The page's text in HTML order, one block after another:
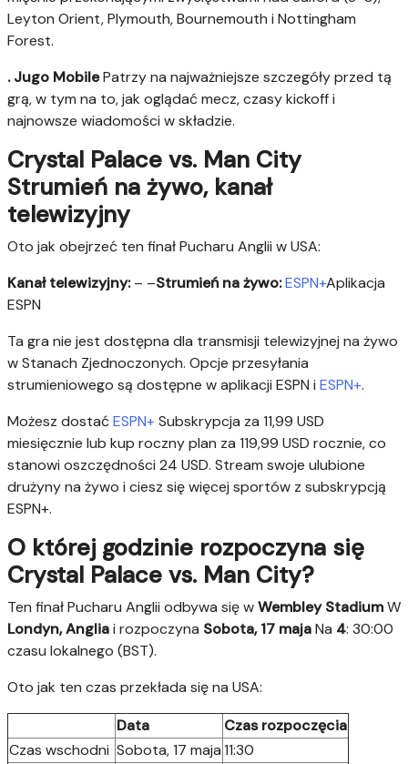
Leyton Orient, Plymouth, Bournemouth i Nottingham
Forest.
. Jugo MobilePatrzy na najważniejsze szczegóły przed tą
grą, w tym na to, jak oglądać mecz, czasy kickoff i
najnowsze wiadomości w składzie.
Crystal Palace vs. Man City
Strumień na żywo, kanał
telewizyjny
Oto jak obejrzeć ten finał Pucharu Anglii w USA:
Kanał telewizyjny:– –Strumień na żywo:ESPN+Aplikacja
ESPN
Ta gra nie jest dostępna dla transmisji telewizyjnej na żywo
w Stanach Zjednoczonych. Opcje przesyłania
strumieniowego są dostępne w aplikacji ESPN i ESPN+.
Możesz dostaćESPN+Subskrypcja za 11,99 USD
miesięcznie lub kup roczny plan za 119,99 USD rocznie, co
stanowi oszczędności 24 USD. Stream swoje ulubione
drużyny na żywo i ciesz się więcej sportów z subskrypcją
ESPN+.
O której godzinie rozpoczyna się
Crystal Palace vs. Man City?
Ten finał Pucharu Anglii odbywa się wWembley StadiumW
Londyn, Angliai rozpoczyna Sobota, 17 majaNa 4: 30:00
czasu lokalnego (BST).
Oto jak ten czas przekłada się na USA:
Data
Czas rozpoczęcia
Czas wschodni Sobota, 17 maja11:30